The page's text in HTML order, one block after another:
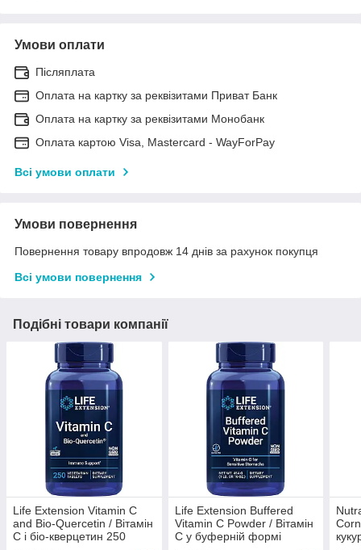
Умови оплати
Післяплата
Оплата на картку за реквізитами Приват Банк
Оплата на картку за реквізитами Монобанк
Оплата картою Visa, Mastercard - WayForPay
Всі умови оплати
Умови повернення
Повернення товару впродовж 14 днів за рахунок покупця
Всі умови повернення
Подібні товари компанії
Life Extension Vitamin C
and Bio-Quercetin / Вітамін
C і біо-кверцетин 250
Life Extension Buffered
Vitamin C Powder / Вітамін
C у буферній формі